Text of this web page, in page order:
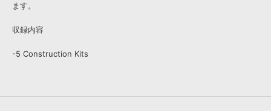
ます。
収録内容
-5 Construction Kits